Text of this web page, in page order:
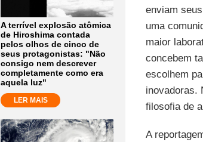
A terrível explosão atômica
de Hiroshima contada
pelos olhos de cinco de
seus protagonistas: "Não
consigo nem descrever
completamente como era
aquela luz"
LER MAIS
enviam
uma
maior
concebem
escolhem
inovadoras.
filosofia de
A